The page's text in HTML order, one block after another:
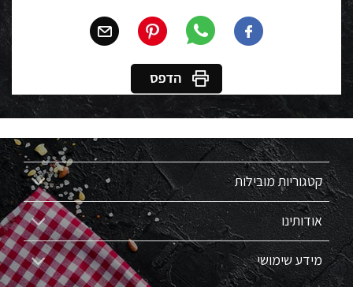
קטגוריות מובילות
אודותינו
מידע שימושי